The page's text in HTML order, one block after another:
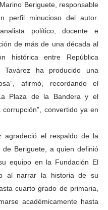
Beriguete, responsable
perfil minucioso del autor.
político, docente e
de más de una década al
histórica entre República
Tavárez ha producido una
afirmó, recordando el
Plaza de la Bandera y el
convertido ya en
agradeció el respaldo de la
Beriguete, a quien definió
equipo en la Fundación El
al narrar la historia de su
cuarto grado de primaria,
académicamente hasta